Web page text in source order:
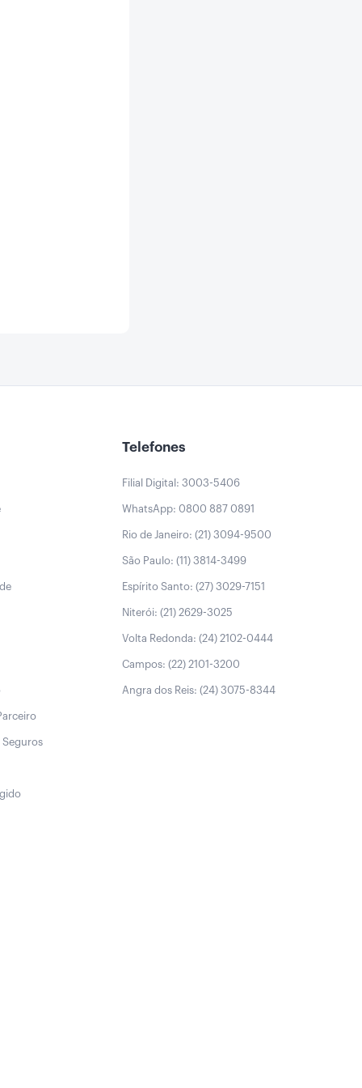
Seguros
Telefones
Filial Digital: 3003-5406
WhatsApp: 0800 887 0891
Rio de Janeiro: (21) 3094-9500
São Paulo: (11) 3814-3499
Espírito Santo: (27) 3029-7151
Niterói: (21) 2629-3025
Volta Redonda: (24) 2102-0444
Campos: (22) 2101-3200
Angra dos Reis: (24) 3075-8344